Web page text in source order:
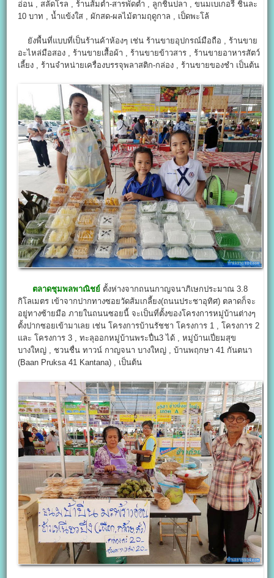
อ่อน , สลัดโรล , ร้านส้มตำ-สารพัดตำ , ลูกชิ้นปลา , ขนมเบเกอรี่ ชิ้นละ
10 บาท , น้ำแข้งใส , ผักสด-ผลไม้ตามฤดูกาล , เป็ดพะโล้
ยังพื้นที่แบบที่เป็นร้านค้าห้องๆ เช่น ร้านขายอุปกรณ์มือถือ , ร้านขาย
อะไหล่มือสอง , ร้านขายเสื้อผ้า , ร้านขายข้าวสาร , ร้านขายอาหารสัตว์
เลี้ยง , ร้านจำหน่ายเครื่องบรรจุพลาสติก-กล่อง , ร้านขายของชำ เป็นต้น
ตลาดชุมพลพาณิชย์ ตั้งห่างจากถนนกาญจนาภิเษกประมาณ 3.8
กิโลเมตร เข้าจากปากทางซอยวัดส้มเกลี้ยง(ถนนประชาอุทิศ) ตลาดก็จะ
อยู่ทางซ้ายมือ ภายในถนนซอยนี้ จะเป็นที่ตั้งของโครงการหมู่บ้านต่างๆ
ตั้งปากซอยเข้ามาเลย เช่น โครงการบ้านรัชชา โครงการ 1 , โครงการ 2
และ โครงการ 3 , ทะลุออกหมู่บ้านพระปื่น3 ได้ , หมู่บ้านเปี่ยมสุข
บางใหญ่ , ชวนชื่น ทาวน์ กาญจนา บางใหญ่ , บ้านพฤกษา 41 กันตนา
(Baan Pruksa 41 Kantana) , เป็นต้น